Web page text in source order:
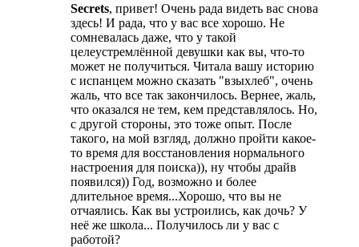
Secrets, привет! Очень рада видеть вас снова
здесь! И рада, что у вас все хорошо. Не
сомневалась даже, что у такой
целеустремлённой девушки как вы, что-то
может не получиться. Читала вашу историю
с испанцем можно сказать "взыхлеб", очень
жаль, что все так закончилось. Вернее, жаль,
что оказался не тем, кем представлялось. Но,
с другой стороны, это тоже опыт. После
такого, на мой взгляд, должно пройти какое-
то время для восстановления нормального
настроения для поиска)), ну чтобы драйв
появился)) Год, возможно и более
длительное время...Хорошо, что вы не
отчаялись. Как вы устроились, как дочь? У
неё же школа... Получилось ли у вас с
работой?